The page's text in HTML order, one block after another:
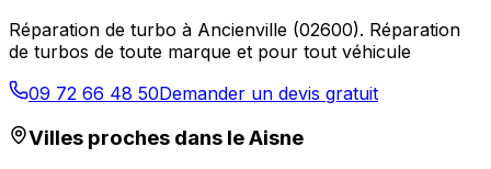
Réparation de turbo à Ancienville (02600). Réparation
de turbos de toute marque et pour tout véhicule
09 72 66 48 50Demander un devis gratuit
Villes proches dans leAisne